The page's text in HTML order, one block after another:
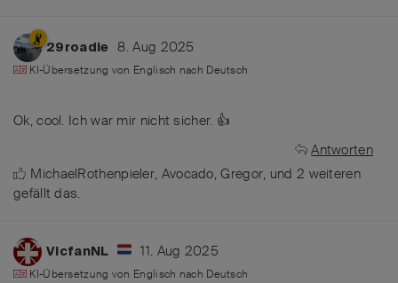
29roadie 8. Aug 2025
KI-Übersetzung von Englisch nach Deutsch
Ok, cool. Ich war mir nicht sicher. 👍
Antworten
MichaelRothenpieler, Avocado,Gregor, und 2 weiteren
gefällt das.
VicfanNL 11. Aug 2025
KI-Übersetzung von Englisch nach Deutsch